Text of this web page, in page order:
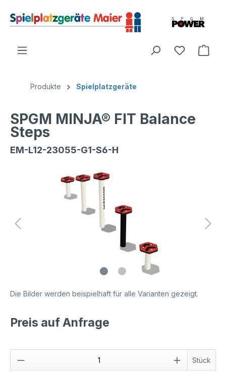
Produkte Spielplatzgeräte
SPGM MINJA® FIT Balance
Steps
EM-L12-23055-G1-S6-H
Die Bilder werden beispielhaft für alle Varianten gezeigt.
Preis auf Anfrage
Stück